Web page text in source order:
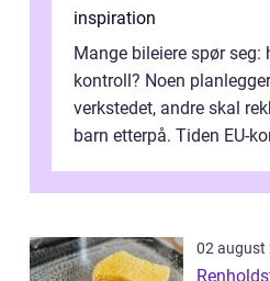
inspiration
Mange bileiere spør seg:
kontroll? Noen
verkstedet, andre skal
barn etterpå. Tiden EU-
02 august